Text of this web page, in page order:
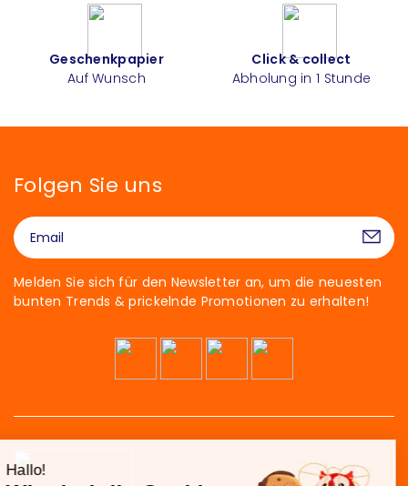
Geschenkpapier
Auf Wunsch
Click & collect
Abholung in 1 Stunde
Folgen Sie uns
Melden Sie sich für den Newsletter an, um die neuesten
bunten Trends & prickelnde Promotionen zu erhalten!
Hallo!